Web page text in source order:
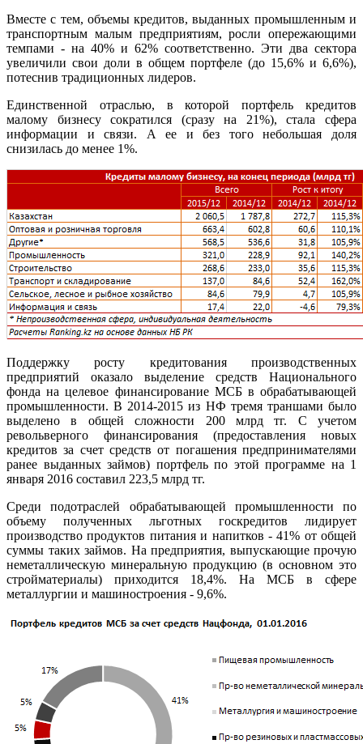
Вместе с тем, объемы кредитов, выданных промышленным и
транспортным малым предприятиям, росли опережающими
темпами - на 40% и 62% соответственно. Эти два сектора
увеличили свои доли в общем портфеле (до 15,6% и 6,6%),
потеснив традиционных лидеров.
Единственной отраслью, в которой портфель кредитов
малому бизнесу сократился (сразу на 21%), стала сфера
информации и связи. А ее и без того небольшая доля
снизилась до менее 1%.
Поддержку росту кредитования производственных
предприятий оказало выделение средств Национального
фонда на целевое финансирование МСБ в обрабатывающей
промышленности. В 2014-2015 из НФ тремя траншами было
выделено в общей сложности 200 млрд тг. С учетом
револьверного финансирования (предоставления новых
кредитов за счет средств от погашения предпринимателями
ранее выданных займов) портфель по этой программе на 1
января 2016 составил 223,5 млрд тг.
Среди подотраслей обрабатывающей промышленности по
объему полученных льготных госкредитов лидирует
производство продуктов питания и напитков - 41% от общей
суммы таких займов. На предприятия, выпускающие прочую
неметаллическую минеральную продукцию (в основном это
стройматериалы) приходится 18,4%. На МСБ в сфере
металлургии и машиностроения - 9,6%.